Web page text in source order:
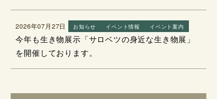
2026年07月27日 お知らせ イベント情報 イベント案内
今年も生き物展示「サロベツの身近な生き物展」
を開催しております。